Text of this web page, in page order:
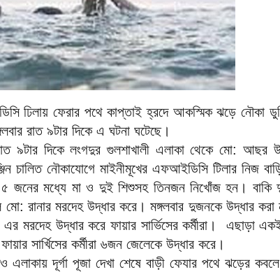
ঢিলায় ফেরার পথে কাপ্তাই হ্রদে আকস্মিক ঝড়ে নৌকা
রাত ৯টার দিকে এ ঘটনা ঘটেছে।
৯টার দিকে লংগদুর গুলশাখালী এলাকা থেকে মো: আছর
চালিত নৌকাযোগে মাইনীমূখের এফআইডিসি টিলার নিজ
৫ জনের মধ্যে মা ও দুই শিশুসহ তিনজন নিখোঁজ হন।
রানার মরদেহ উদ্ধার করে। মঙ্গলবার দুজনকে উদ্ধার করা
উদ্ধার করে ফায়ার সার্ভিসের কর্মীরা। এছাড়া
সার্খিসের কর্মীরা ৬জন জেলেকে উদ্ধার করে।
এলাকায় দূর্গা পূজা দেখা শেষে বাড়ী ফেযার পথে ঝড়ের